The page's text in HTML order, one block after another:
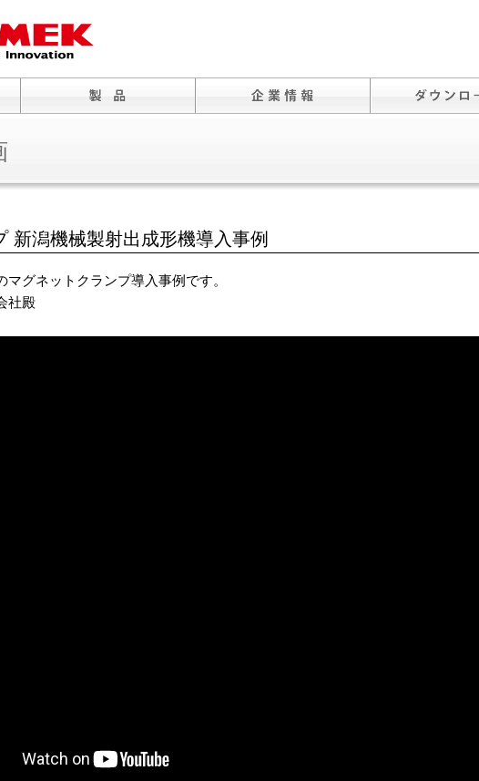
新潟機械製射出成形機導入事例
グネットクランプ導入事例です。
社殿